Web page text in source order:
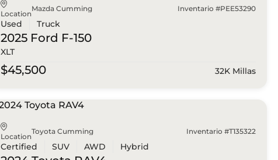
Location
Mazda Cumming Inventario #PEE53290
Used Truck
2025 Ford F-150
XLT
$45,500 32K Millas
Location
Toyota Cumming Inventario #T135322
Certified SUV AWD Hybrid